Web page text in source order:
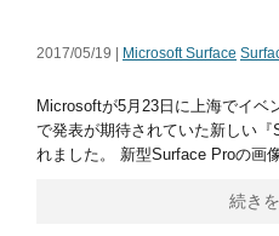
2017/05/19 | Microsoft Surface
Microsoftが5月23日に上海でイベ
で発表が期待されていた新しい
れました。 新型Surface Proの画
続き